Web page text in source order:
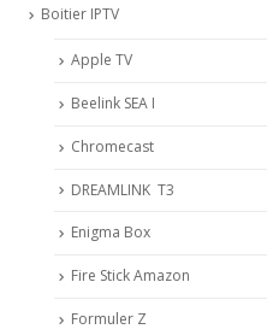
Boitier IPTV
Apple TV
Beelink SEA I
Chromecast
DREAMLINK T3
Enigma Box
Fire Stick Amazon
Formuler Z